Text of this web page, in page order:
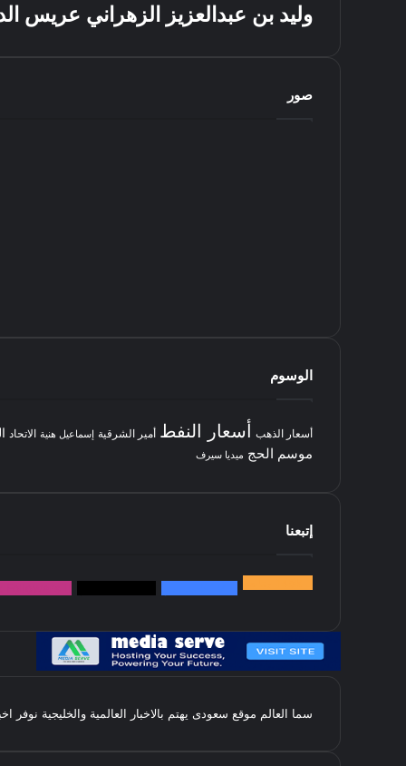
وليد بن عبدالعزيز الزهراني عريس
صور
الوسوم
أسعار الذهب أسعار النفط أمير الشرقية إسماعيل هنية الاتحاد
موسم الحج ميديا سيرف
إتبعنا
سما العالم موقع سعودى يهتم بالاخبار العالمية والخليجية